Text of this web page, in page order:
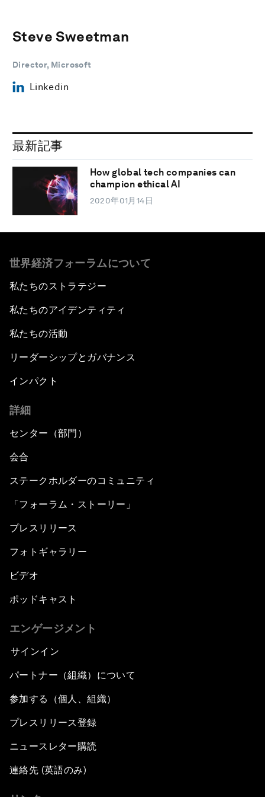
Steve Sweetman
Director, Microsoft
Linkedin
最新記事
How global tech companies can
champion ethical AI
2020年01月14日
世界経済フォーラムについて
私たちのストラテジー
私たちのアイデンティティ
私たちの活動
リーダーシップとガバナンス
インパクト
詳細
センター（部門）
会合
ステークホルダーのコミュニティ
「フォーラム・ストーリー」
プレスリリース
フォトギャラリー
ビデオ
ポッドキャスト
エンゲージメント
サインイン
パートナー（組織）について
参加する（個人、組織）
プレスリリース登録
ニュースレター購読
連絡先 (英語のみ)